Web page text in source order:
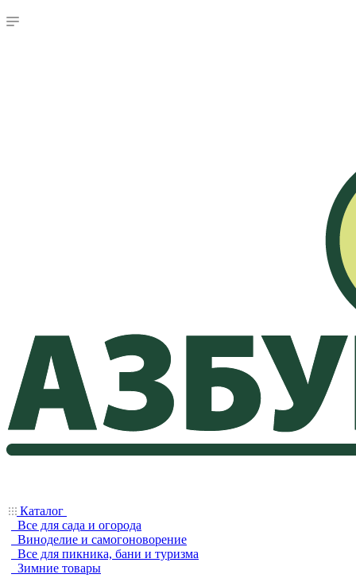
Каталог
Все для сада и огорода
Виноделие и самогоноворение
Все для пикника, бани и туризма
Зимние товары